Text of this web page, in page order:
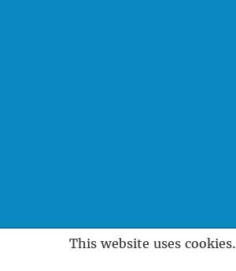
This website uses cookies.